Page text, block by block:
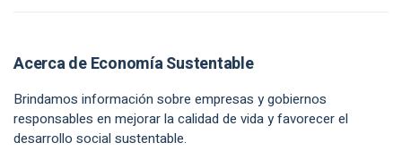
Acerca de Economía Sustentable
Brindamos información sobre empresas y gobiernos
responsables en mejorar la calidad de vida y favorecer el
desarrollo social sustentable.